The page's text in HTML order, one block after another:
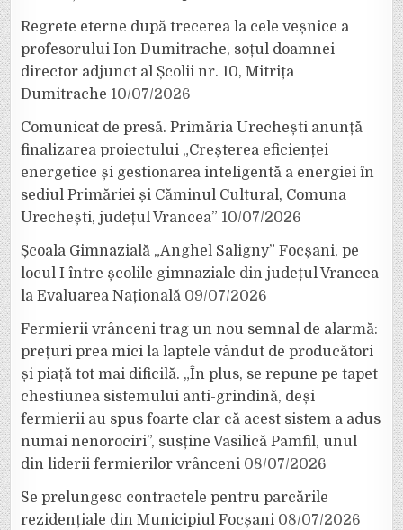
Regrete eterne după trecerea la cele veșnice a
profesorului Ion Dumitrache, soțul doamnei
director adjunct al Școlii nr. 10, Mitrița
Dumitrache 10/07/2026
Comunicat de presă. Primăria Urechești anunță
finalizarea proiectului „Creșterea eficienței
energetice și gestionarea inteligentă a energiei în
sediul Primăriei și Căminul Cultural, Comuna
Urechești, județul Vrancea” 10/07/2026
Școala Gimnazială „Anghel Saligny” Focșani, pe
locul I între școlile gimnaziale din județul Vrancea
la Evaluarea Națională 09/07/2026
Fermierii vrânceni trag un nou semnal de alarmă:
prețuri prea mici la laptele vândut de producători
și piață tot mai dificilă. „În plus, se repune pe tapet
chestiunea sistemului anti-grindină, deși
fermierii au spus foarte clar că acest sistem a adus
numai nenorociri”, susține Vasilică Pamfil, unul
din liderii fermierilor vrânceni 08/07/2026
Se prelungesc contractele pentru parcările
rezidențiale din Municipiul Focșani 08/07/2026